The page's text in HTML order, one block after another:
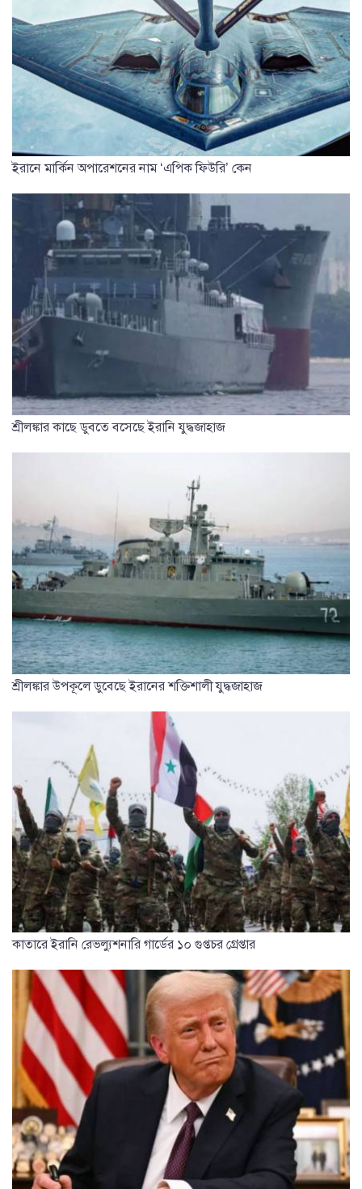
ইরানে মার্কিন অপারেশনের নাম ‘এপিক ফিউরি’ কেন
শ্রীলঙ্কার কাছে ডুবতে বসেছে ইরানি যুদ্ধজাহাজ
শ্রীলঙ্কার উপকূলে ডুবেছে ইরানের শক্তিশালী যুদ্ধজাহাজ
কাতারে ইরানি রেভল্যুশনারি গার্ডের ১০ গুপ্তচর গ্রেপ্তার